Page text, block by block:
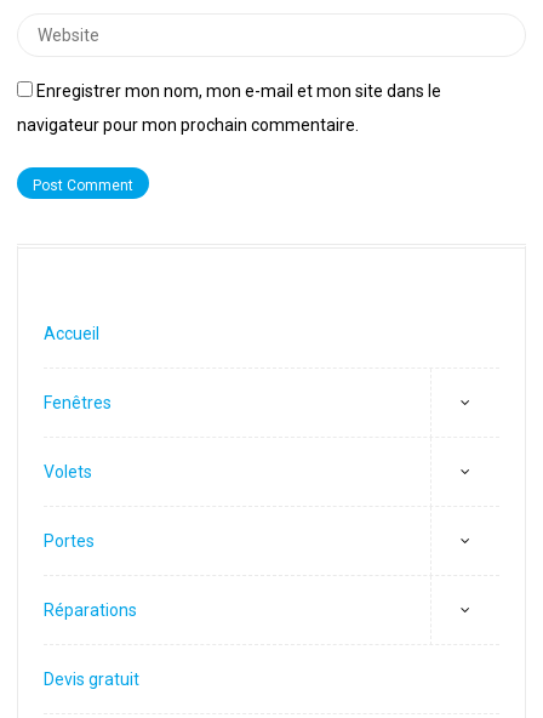
Website
Enregistrer mon nom, mon e-mail et mon site dans le
navigateur pour mon prochain commentaire.
Accueil
Fenêtres
Volets
Portes
Réparations
Devis gratuit